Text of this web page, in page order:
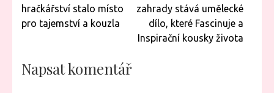
pro
příspěvek
hračkářství stalo místo
pro tajemství a kouzla
zahrady stává umělecké
dílo, které Fascinuje a
Inspirační kousky života
Napsat komentář